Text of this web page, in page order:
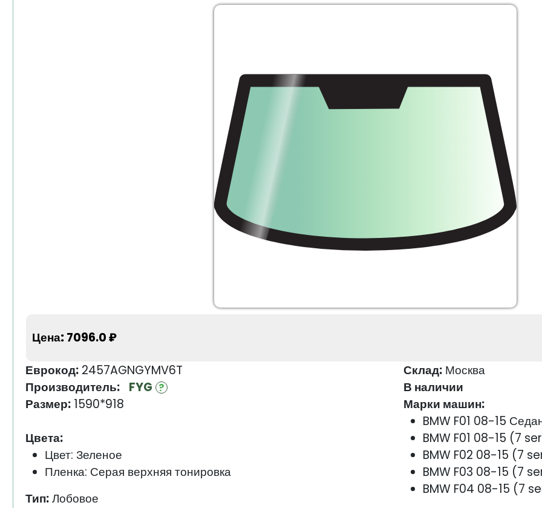
Цена:7096.0 ₽
Еврокод:2457AGNGYMV6T
Производитель:
FYG
Размер:1590*918
Цвета:
Цвет: Зеленое
Пленка: Серая верхняя тонировка
Тип:Лобовое
Склад:Москва
В наличии
Марки машин:
BMW F01 08-15
BMW F01 08-15 (7
BMW F02 08-15 (7
BMW F03 08-15 (7
BMW F04 08-15 (7